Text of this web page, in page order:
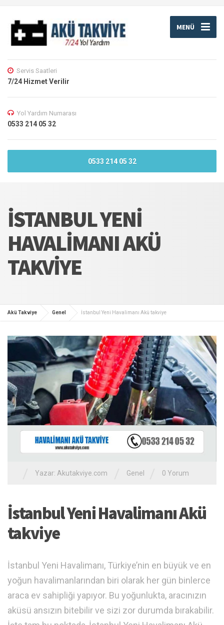
MENÜ
Servis Saatleri
7/24 Hizmet Verilir
Yol Yardım Numarası
0533 214 05 32
0533 214 05 32
İSTANBUL YENI
HAVALIMANI AKÜ
TAKVIYE
Akü Takviye Genel İstanbul Yeni Havalimanı Akü takviye
Yazar: Akutakviye.com Genel 0 Yorum
İstanbul Yeni Havalimanı Akü
takviye
İstanbul Yeni Havalimanı, Türkiye’nin en büyük ve en
yoğun havalimanlarından biri olarak her gün binlerce
araca ev sahipliği yapıyor. Bu yoğunlukta, aracınızın
aküsü ansızın bitebilir ve sizi zor durumda bırakabilir.